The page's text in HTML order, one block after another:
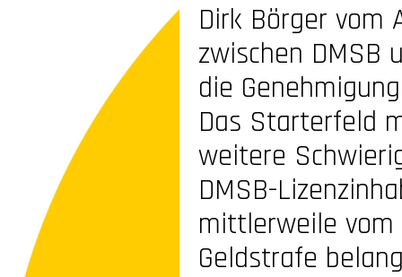
Dirk Börger vom
zwischen DMSB
die
Das Starterfeld
weitere
DMSB-
mittlerweile vom
Geldstrafe